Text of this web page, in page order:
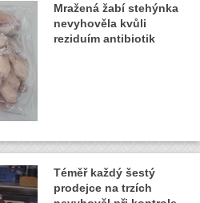
Mražená žabí stehýnka
nevyhověla kvůli
reziduím antibiotik
Téměř každý šestý
prodejce na trzích